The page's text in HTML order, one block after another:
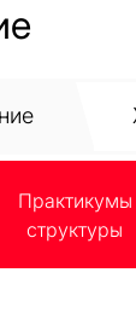
Практикумы
структуры